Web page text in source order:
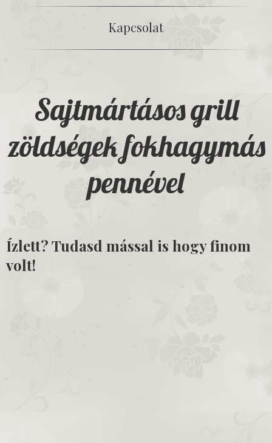
Kapcsolat
Sajtmártásos grill
zöldségek fokhagymás
pennével
Ízlett? Tudasd mással is hogy finom
volt!